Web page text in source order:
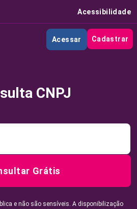
Acessibilidade
Acessar Cadastrar
CNPJ
Grátis
e não são sensíveis. A disponibilização